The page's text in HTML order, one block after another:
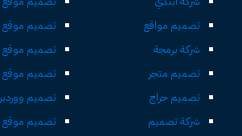
تصميم مواقع
شركة برمجة
تصميم متجر
تصميم حراج
شركة تصميم
تصميم موقع
تصميم موقع
تصميم موقع
تصميم
تصميم موقع